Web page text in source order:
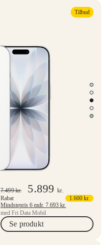
Tilbud
7.499kr. 5.899kr.
Rabat
1.600 kr.
Mindstepris 6 mdr. 7.693 kr.
med Fri Data Mobil
Se produkt